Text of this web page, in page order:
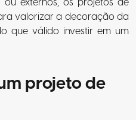
valorizar a decoração da
que válido investir em um
projeto de